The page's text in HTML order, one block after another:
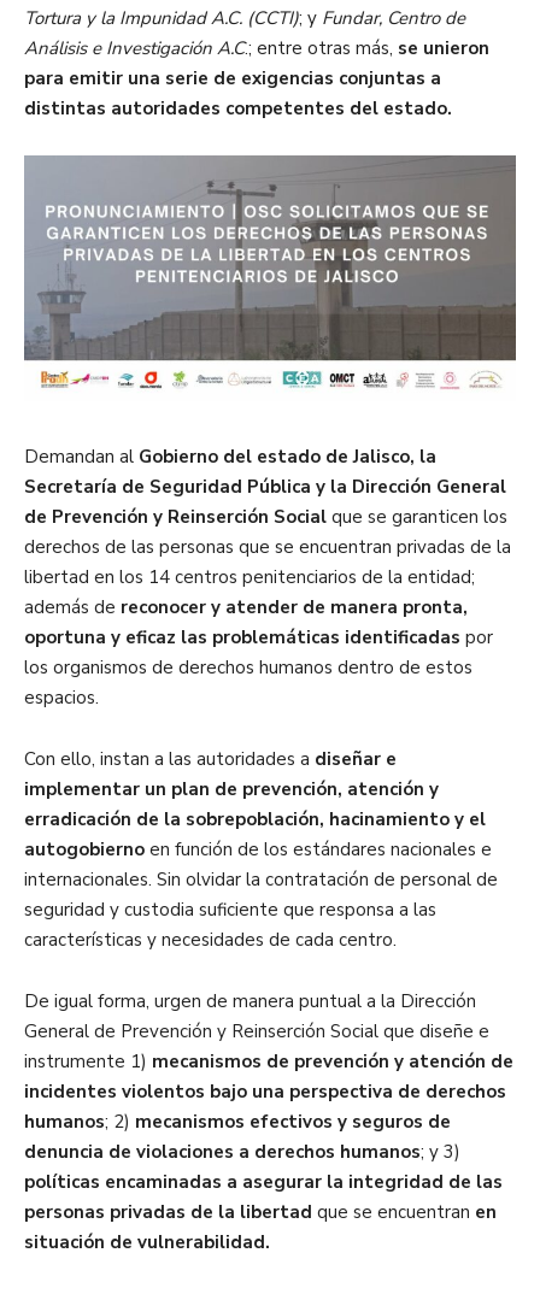
Tortura y la Impunidad A.C. (CCTI); y Fundar, Centro de
Análisis e Investigación A.C.; entre otras más, se unieron
para emitir una serie de exigencias conjuntas a
distintas autoridades competentes del estado.
Demandan al Gobierno del estado de Jalisco, la
Secretaría de Seguridad Pública y la Dirección General
de Prevención y Reinserción Social que se garanticen los
derechos de las personas que se encuentran privadas de la
libertad en los 14 centros penitenciarios de la entidad;
además de reconocer y atender de manera pronta,
oportuna y eficaz las problemáticas identificadas por
los organismos de derechos humanos dentro de estos
espacios.
Con ello, instan a las autoridades a diseñar e
implementar un plan de prevención, atención y
erradicación de la sobrepoblación, hacinamiento y el
autogobierno en función de los estándares nacionales e
internacionales. Sin olvidar la contratación de personal de
seguridad y custodia suficiente que responsa a las
características y necesidades de cada centro.
De igual forma, urgen de manera puntual a la Dirección
General de Prevención y Reinserción Social que diseñe e
instrumente 1) mecanismos de prevención y atención de
incidentes violentos bajo una perspectiva de derechos
humanos; 2) mecanismos efectivos y seguros de
denuncia de violaciones a derechos humanos; y 3)
políticas encaminadas a asegurar la integridad de las
personas privadas de la libertad que se encuentran en
situación de vulnerabilidad.